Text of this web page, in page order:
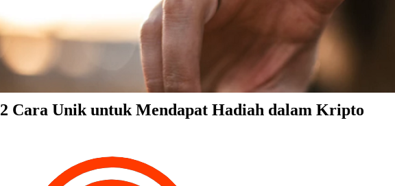
2 Cara Unik untuk Mendapat Hadiah dalam Kripto